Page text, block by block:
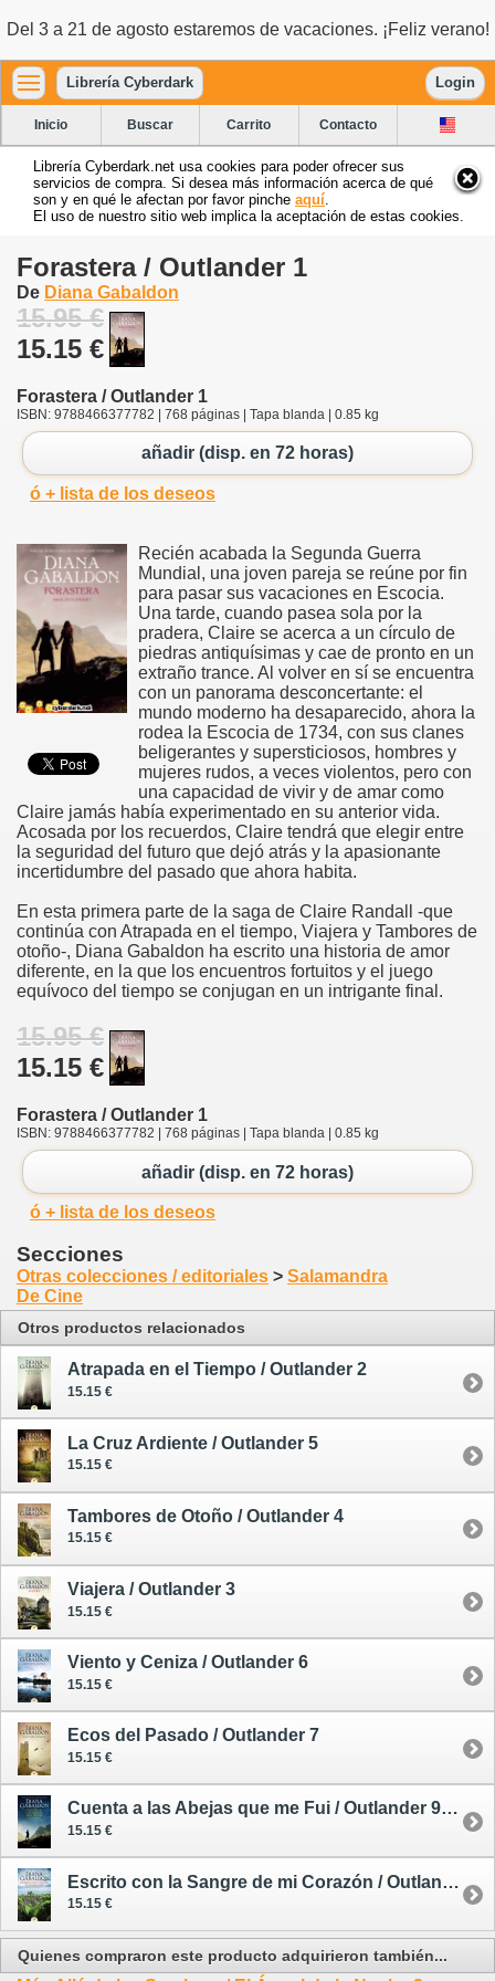
Del 3 a 21 de agosto estaremos de vacaciones. ¡Feliz verano!
Librería Cyberdark Login
Inicio Buscar Carrito Contacto
Librería Cyberdark.net usa cookies para poder ofrecer sus
servicios de compra. Si desea más información acerca de qué
son y en qué le afectan por favor pinche aquí
El uso de nuestro sitio web implica la aceptación de estas cookies.
Forastera / Outlander 1
De Diana Gabaldon
15.95 €
15.15 €
Forastera / Outlander 1
ISBN: 9788466377782 | 768 páginas | Tapa blanda | 0.85 kg
añadir (disp. en 72 horas)
ó + lista de los deseos
Recién acabada la Segunda Guerra
Mundial, una joven pareja se reúne por fin
para pasar sus vacaciones en Escocia.
Una tarde, cuando pasea sola por la
pradera, Claire se acerca a un círculo de
piedras antiquísimas y cae de pronto en un
extraño trance. Al volver en sí se encuentra
con un panorama desconcertante: el
mundo moderno ha desaparecido, ahora la
rodea la Escocia de 1734, con sus clanes
beligerantes y supersticiosos, hombres y
mujeres rudos, a veces violentos, pero con
una capacidad de vivir y de amar como
Claire jamás había experimentado en su anterior vida.
Acosada por los recuerdos, Claire tendrá que elegir entre
la seguridad del futuro que dejó atrás y la apasionante
incertidumbre del pasado que ahora habita.
En esta primera parte de la saga de Claire Randall -que
continúa con Atrapada en el tiempo, Viajera y Tambores de
otoño-, Diana Gabaldon ha escrito una historia de amor
diferente, en la que los encuentros fortuitos y el juego
equívoco del tiempo se conjugan en un intrigante final.
15.95 €
15.15 €
Forastera / Outlander 1
ISBN: 9788466377782 | 768 páginas | Tapa blanda | 0.85 kg
añadir (disp. en 72 horas)
ó + lista de los deseos
Secciones
Otras colecciones / editoriales > Salamandra
De Cine
Otros productos relacionados
Atrapada en el Tiempo / Outlander 2
15.15 €
La Cruz Ardiente / Outlander 5
15.15 €
Tambores de Otoño / Outlander 4
15.15 €
Viajera / Outlander 3
15.15 €
Viento y Ceniza / Outlander 6
15.15 €
Ecos del Pasado / Outlander 7
15.15 €
Cuenta a las Abejas que me Fui / Outlander 9 - tapa blanda
15.15 €
Escrito con la Sangre de mi Corazón / Outlander 8
15.15 €
Quienes compraron este producto adquirieron también...